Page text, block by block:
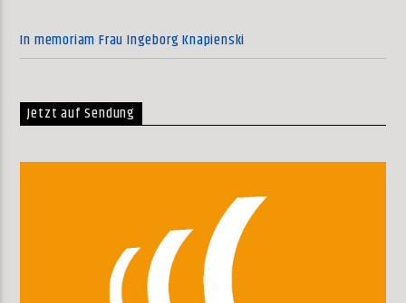
In memoriam Frau Ingeborg Knapienski
Jetzt auf Sendung